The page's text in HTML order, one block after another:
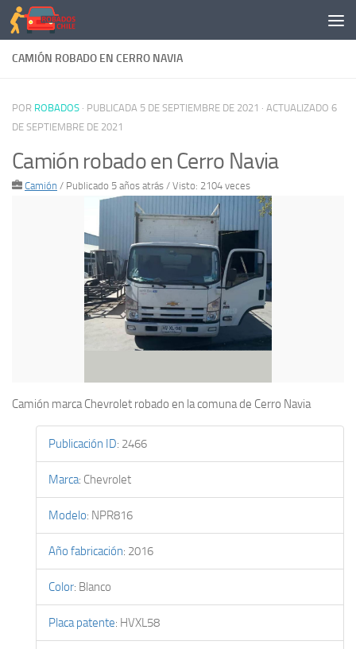
Saltar al contenido
CAMIÓN ROBADO EN CERRO NAVIA
POR ROBADOS · PUBLICADA 5 DE SEPTIEMBRE DE 2021 · ACTUALIZADO 6
DE SEPTIEMBRE DE 2021
Camión robado en Cerro Navia
Camión / Publicado 5 años atrás / Visto: 2104 veces
Camión marca Chevrolet robado en la comuna de Cerro Navia
Publicación ID: 2466
Marca: Chevrolet
Modelo: NPR816
Año fabricación: 2016
Color: Blanco
Placa patente: HVXL58